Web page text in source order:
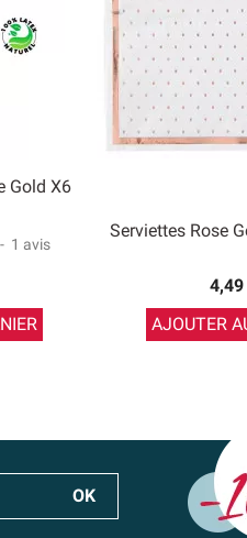
Gold X6
- 1 avis
Serviettes Rose
4,49
AJOUTER